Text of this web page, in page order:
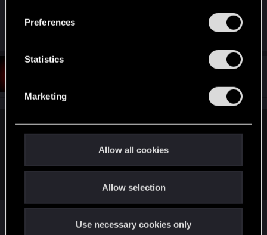
Preferences
Statistics
Marketing
Allow all cookies
Allow selection
Use necessary cookies only
нём и последующем убийстве
Если проникнуть в Облака не проходя регистрацию, то
расследование будет невозможным, несмотря на
мне кажется что этот момент просто не учли, а
именно что игрок может пройти тем путём.